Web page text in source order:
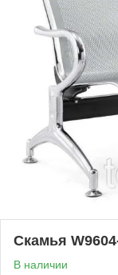
Скамья
В наличии